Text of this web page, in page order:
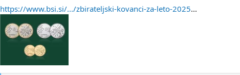
https://www.bsi.si/.../zbirateljski-kovanci-za-leto-2025...